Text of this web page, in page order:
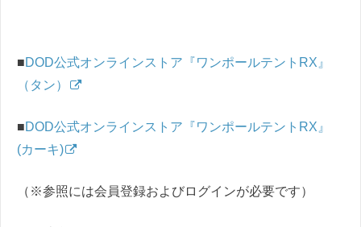
■DOD公式オンラインストア『ワンポールテントRX』
（タン）
■DOD公式オンラインストア『ワンポールテントRX』
(カーキ)
（※参照には会員登録およびログインが必要です）